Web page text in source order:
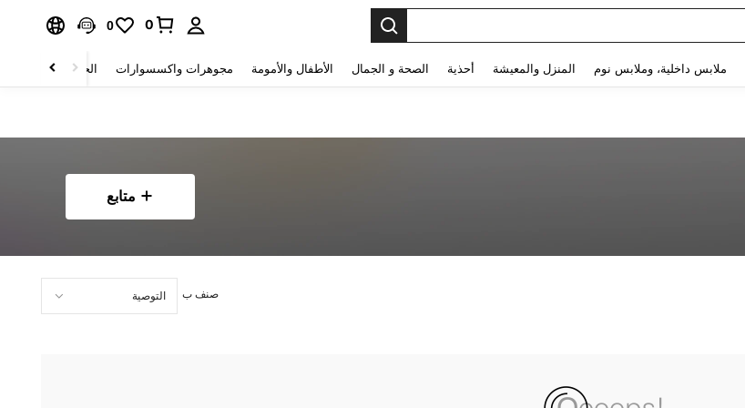
0
0
ملابس داخلية، وملابس نوم المنزل والمعيشة أحذية الصحة و الجمال الأطفال والأمومة مجوهرات واكسسوارات الحقائب والأمتعة
متابع
صنف ب